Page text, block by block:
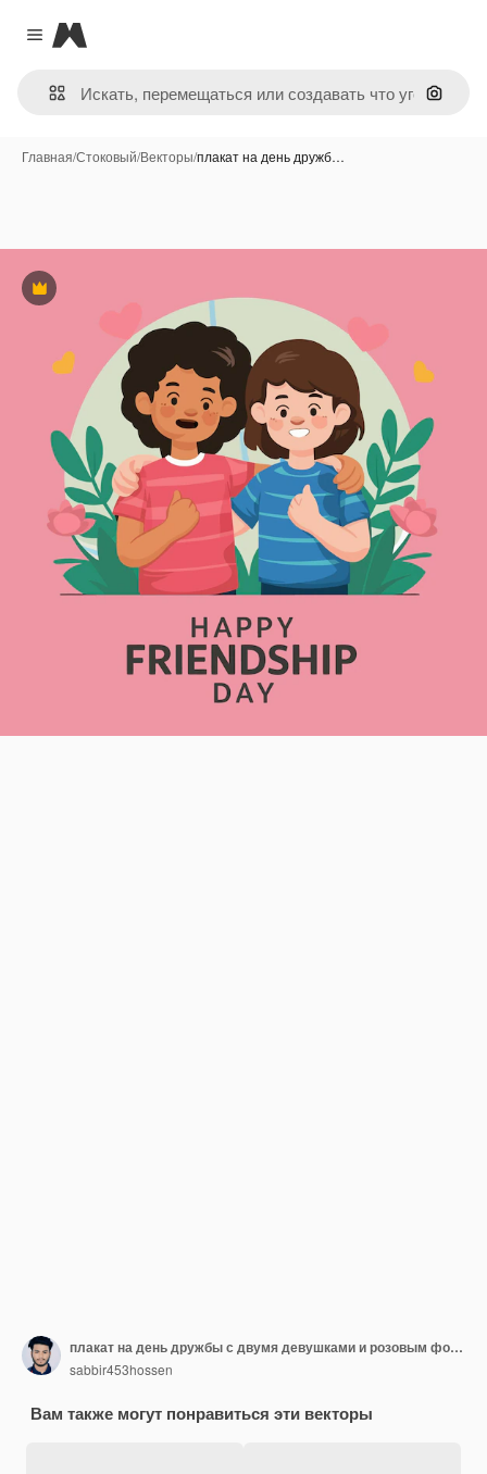
Close menu
Magnific
Поиск
Главная/Стоковый/Векторы/плакат на день дружб…
Премиум
плакат на день дружбы с двумя девушками и розовым фоном
sabbir453hossen
Вам также могут понравиться эти векторы